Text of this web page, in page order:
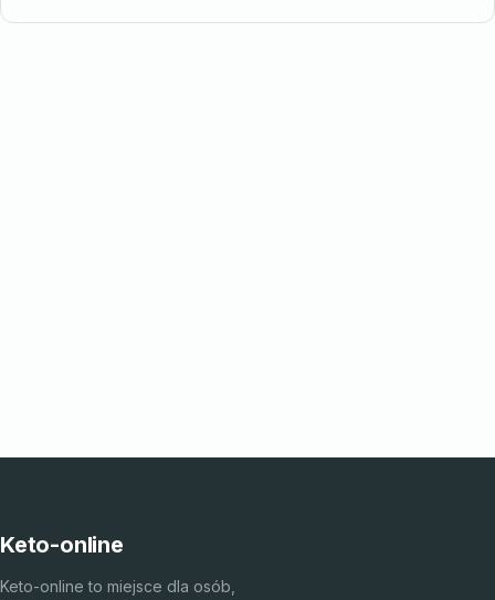
Keto-online
Keto-online to miejsce dla osób,